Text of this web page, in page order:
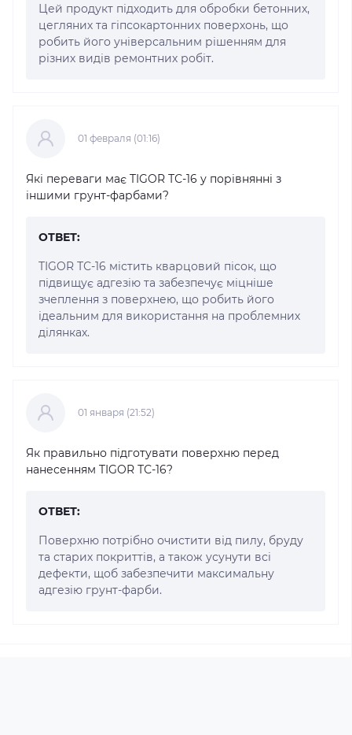
Цей продукт підходить для обробки бетонних,
цегляних та гіпсокартонних поверхонь, що
робить його універсальним рішенням для
різних видів ремонтних робіт.
01 февраля (01:16)
Які переваги має TIGOR ТС-16 у порівнянні з
іншими грунт-фарбами?
ОТВЕТ:
TIGOR ТС-16 містить кварцовий пісок, що
підвищує адгезію та забезпечує міцніше
зчеплення з поверхнею, що робить його
ідеальним для використання на проблемних
ділянках.
01 января (21:52)
Як правильно підготувати поверхню перед
нанесенням TIGOR ТС-16?
ОТВЕТ:
Поверхню потрібно очистити від пилу, бруду
та старих покриттів, а також усунути всі
дефекти, щоб забезпечити максимальну
адгезію грунт-фарби.